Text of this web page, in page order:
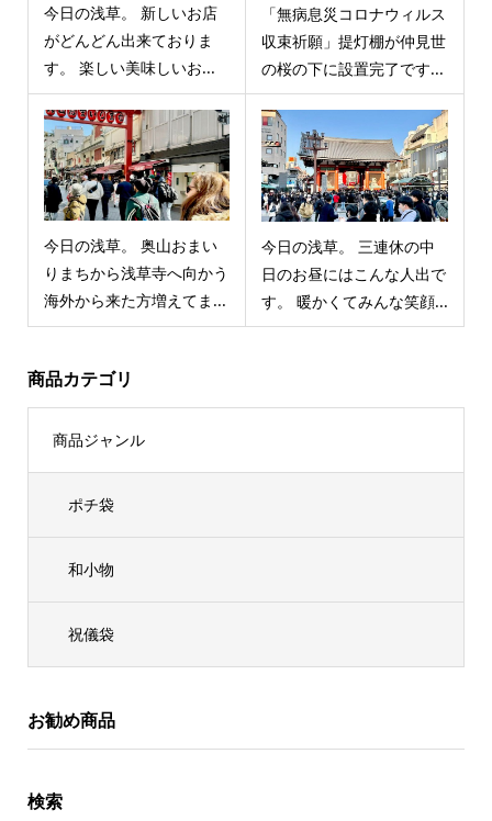
今日の浅草。 新しいお店
がどんどん出来ておりま
す。 楽しい美味しいお...
「無病息災コロナウィルス
収束祈願」提灯棚が仲見世
の桜の下に設置完了です...
今日の浅草。 奥山おまい
りまちから浅草寺へ向かう
海外から来た方増えてま...
今日の浅草。 三連休の中
日のお昼にはこんな人出で
す。 暖かくてみんな笑顔...
商品カテゴリ
商品ジャンル
ポチ袋
和小物
祝儀袋
お勧め商品
検索